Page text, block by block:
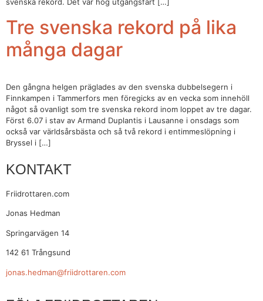
svenska rekord. Det var hög utgångsfart […]
Tre svenska rekord på lika
många dagar
Den gångna helgen präglades av den svenska dubbelsegern i
Finnkampen i Tammerfors men föregicks av en vecka som innehöll
något så ovanligt som tre svenska rekord inom loppet av tre dagar.
Först 6.07 i stav av Armand Duplantis i Lausanne i onsdags som
också var världsårsbästa och så två rekord i entimmeslöpning i
Bryssel i […]
KONTAKT
Friidrottaren.com
Jonas Hedman
Springarvägen 14
142 61 Trångsund
jonas.hedman@friidrottaren.com